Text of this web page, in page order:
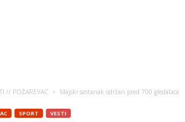
// POŽAREVAC
Majski sastanak održan pred 700 gledalaca
SPORT VESTI